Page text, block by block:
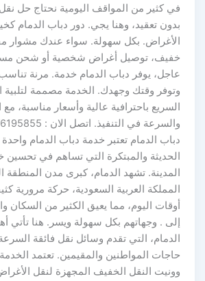
في كثير من المواقف اليومية نحتاج حل
بدون تعقيد، وهنا يجي. دور دباب الدمام
الأغراض. بكل سهولة. سواء عندك مشوار
خفيف، توصيل أغراض شخصية أو شحن
عاجل، يوفر دباب الدمام خدمة. مرنة تناسب
وتوفر وقتك وجهدك. الخدمة مصممة لتلبية
السريع باحترافية عالية وأسعار مناسبة، مع
دباب الدمام تعتبر خدمة دباب الدمام واحدة
الحديثة والمبتكرة التي تساهم في تحسين
المدينة. تشهد الدمام، كبرى مدن المنطقة
المملكة العربية السعودية، حركة مرورية
أوقات اليوم، مما يعيق الكثير من السكان
إلى . وجهاتهم بكل سهولة ويسر. هنا تأتي
الدمام، التي تقدم وسائل نقل فائقة السرعة
حاجات المواطنين والمقيمين. تعتمد الخدمة
وونيت النقل الخفيف المجهزة لنقل